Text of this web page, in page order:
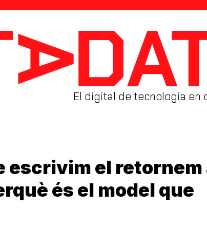
El digital de tecnologia en
escrivim el retornem
és el model que